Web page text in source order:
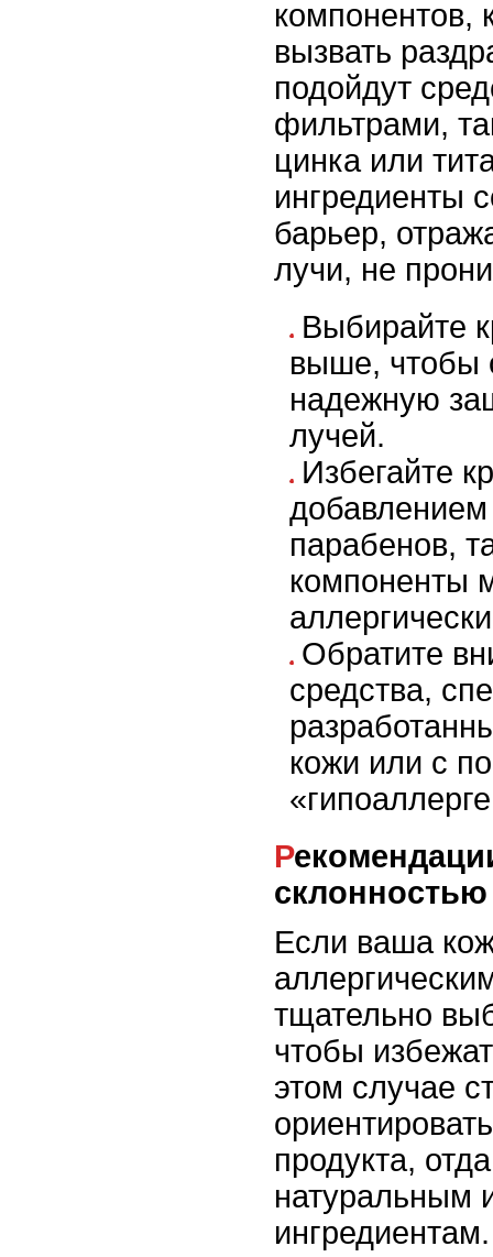
компонентов,
вызвать
подойдут
фильтрами,
цинка или
ингредиенты
барьер,
лучи, не
Выбирайте
выше, чтобы
надежную
лучей.
Избегайте
добавлением
парабенов,
компоненты
Обратите
средства,
кожи или с
Рекомендации для людей с
Если ваша
тщательно
чтобы
этом случае
продукта,
натуральным
ингредиентам.